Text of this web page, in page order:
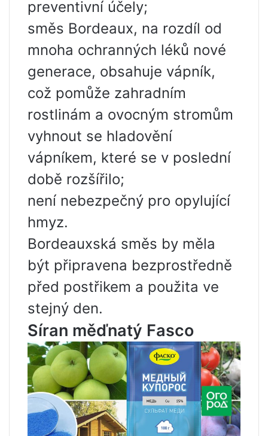
preventivní účely;
směs Bordeaux, na rozdíl od
mnoha ochranných léků nové
generace, obsahuje vápník,
což pomůže zahradním
rostlinám a ovocným stromům
vyhnout se hladovění
vápníkem, které se v poslední
době rozšířilo;
není nebezpečný pro opylující
hmyz.
Bordeauxská směs by měla
být připravena bezprostředně
před postřikem a použita ve
stejný den.
Síran měďnatý Fasco